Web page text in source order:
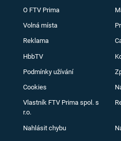
O FTV Prima
Volná místa
Reklama
HbbTV
Podmínky užívání
Cookies
Vlastník FTV Prima spol. s
r.o.
Nahlásit chybu